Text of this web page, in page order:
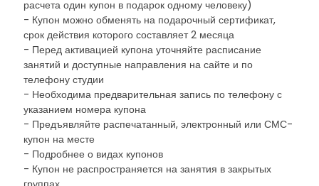
расчета один купон в подарок одному человеку)
- Купон можно обменять на подарочный сертификат,
срок действия которого составляет 2 месяца
- Перед активацией купона уточняйте расписание
занятий и доступные направления на сайте и по
телефону студии
- Необходима предварительная запись по телефону с
указанием номера купона
- Предъявляйте распечатанный, электронный или СМС-
купон на месте
- Подробнее о видах купонов
- Купон не распространяется на занятия в закрытых